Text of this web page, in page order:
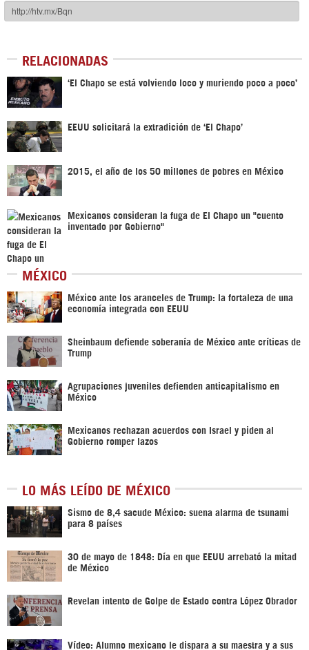
RELACIONADAS
‘El Chapo se está volviendo loco y muriendo poco a poco’
EEUU solicitará la extradición de ‘El Chapo’
2015, el año de los 50 millones de pobres en México
Mexicanos consideran la fuga de El Chapo un "cuento
inventado por Gobierno"
MÉXICO
México ante los aranceles de Trump: la fortaleza de una
economía integrada con EEUU
Sheinbaum defiende soberanía de México ante críticas de
Trump
Agrupaciones juveniles defienden anticapitalismo en
México
Mexicanos rechazan acuerdos con Israel y piden al
Gobierno romper lazos
LO MÁS LEÍDO DE MÉXICO
Sismo de 8,4 sacude México: suena alarma de tsunami
para 8 países
30 de mayo de 1848: Día en que EEUU arrebató la mitad
de México
Revelan intento de Golpe de Estado contra López Obrador
Vídeo: Alumno mexicano le dispara a su maestra y a sus